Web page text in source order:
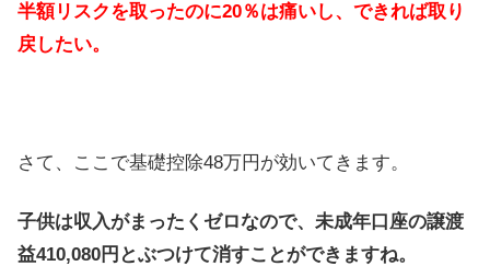
半額リスクを取ったのに20％は痛いし、できれば取り
戻したい。
さて、ここで基礎控除48万円が効いてきます。
子供は収入がまったくゼロなので、未成年口座の譲渡
益410,080円とぶつけて消すことができますね。